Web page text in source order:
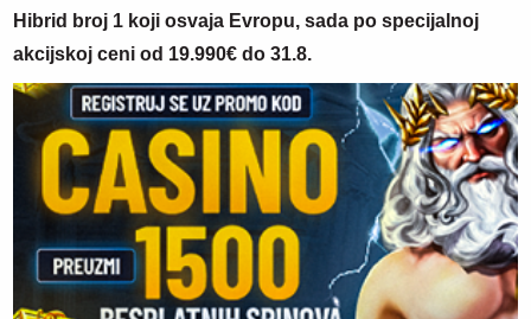
Hibrid broj 1 koji osvaja Evropu, sada po specijalnoj
akcijskoj ceni od 19.990€ do 31.8.